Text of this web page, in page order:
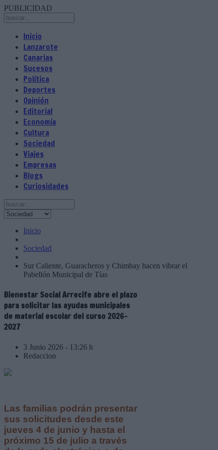
PUBLICIDAD
Inicio
Lanzarote
Canarias
Sucesos
Política
Deportes
Opinión
Editorial
Economía
Cultura
Sociedad
Viajes
Empresas
Blogs
Curiosidades
Inicio
Sociedad
Sur Caliente, Guaracheros y Chimbay hacen vibrar el
Pabellón Municipal de Tías
Bienestar Social Arrecife abre el plazo
para solicitar las ayudas municipales
de material escolar del curso 2026-
2027
3 Junio 2026 - 13:26 h
Redaccion
Las familias podrán presentar
sus solicitudes desde este
jueves 4 de junio y hasta el
próximo 15 de julio a través